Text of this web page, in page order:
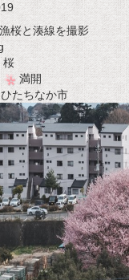
桜と湊線を撮影
桜
満開
たちなか市